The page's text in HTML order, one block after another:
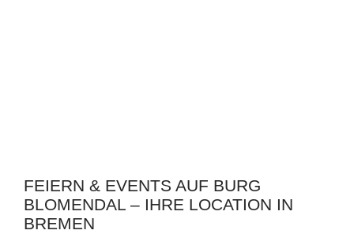
FEIERN & EVENTS AUF BURG
BLOMENDAL – IHRE LOCATION IN
BREMEN